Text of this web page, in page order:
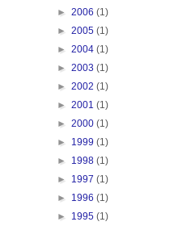
► 2006 (1)
► 2005 (1)
► 2004 (1)
► 2003 (1)
► 2002 (1)
► 2001 (1)
► 2000 (1)
► 1999 (1)
► 1998 (1)
► 1997 (1)
► 1996 (1)
► 1995 (1)